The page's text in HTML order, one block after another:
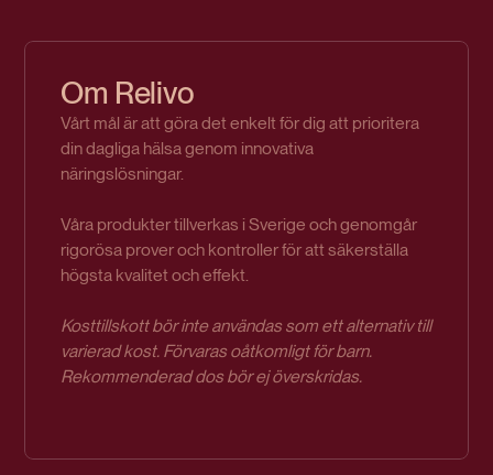
Om Relivo
Vårt mål är att göra det enkelt för dig att prioritera
din dagliga hälsa genom innovativa
näringslösningar.
Våra produkter tillverkas i Sverige och genomgår
rigorösa prover och kontroller för att säkerställa
högsta kvalitet och effekt.
Kosttillskott bör inte användas som ett alternativ till
varierad kost. Förvaras oåtkomligt för barn.
Rekommenderad dos bör ej överskridas.